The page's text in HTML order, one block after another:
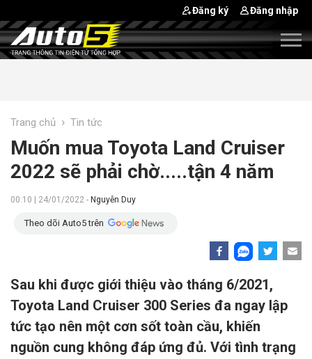
Đăng ký Đăng nhập
Trang chủ › Tin tức
Muốn mua Toyota Land Cruiser
2022 sẽ phải chờ.....tận 4 năm
00:10 | 24/01/2022 - Nguyễn Duy
Theo dõi Auto5 trên
Sau khi được giới thiệu vào tháng 6/2021,
Toyota Land Cruiser 300 Series đa ngay lập
tức tạo nên một cơn sốt toàn cầu, khiến
nguồn cung không đáp ứng đủ. Với tình trạng